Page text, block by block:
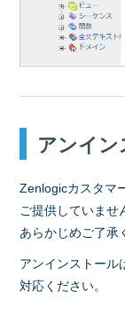
アンイン
Zenlogicカスタマ
ご提供していませ
あらかじめご了承
アンインストール
対応ください。